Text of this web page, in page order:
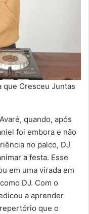
que Cresceu Juntas
quando, após
foi embora e não
no palco, DJ
a festa. Esse
em uma virada em
DJ. Com o
a aprender
que o